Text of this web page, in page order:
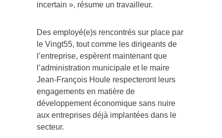
incertain », résume un travailleur.
Des employé(e)s rencontrés sur place par
le Vingt55, tout comme les dirigeants de
l’entreprise, espèrent maintenant que
l’administration municipale et le maire
Jean-François Houle respecteront leurs
engagements en matière de
développement économique sans nuire
aux entreprises déjà implantées dans le
secteur.